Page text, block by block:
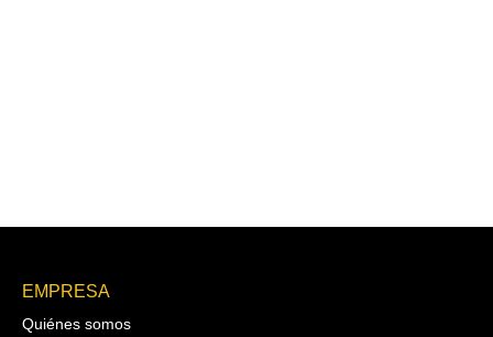
EMPRESA
Quiénes somos